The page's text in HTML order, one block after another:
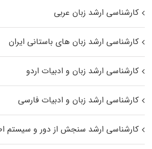
کارشناسی ارشد زبان عربی
کارشناسی ارشد زبان‌ های باستانی ایران
کارشناسی ارشد زبان و ادبیات اردو
کارشناسی ارشد زبان و ادبیات فارسی
کارشناسی ارشد سنجش از دور و سیستم